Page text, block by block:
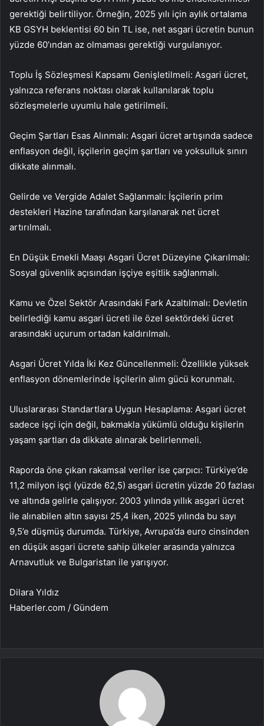
gerektiği belirtiliyor. Örneğin, 2025 yılı için aylık ortalama
KB GSYH beklentisi 60 bin TL ise, net asgari ücretin bunun
yüzde 60’ından az olmaması gerektiği vurgulanıyor.
Toplu İş Sözleşmesi Kapsamı Genişletilmeli: Asgari ücret,
yalnızca referans noktası olarak kullanılarak toplu
sözleşmelerle uyumlu hale getirilmeli.
Geçim Şartları Esas Alınmalı: Asgari ücret artışında sadece
enflasyon değil, işçilerin geçim şartları ve yoksulluk sınırı
dikkate alınmalı.
Gelirde ve Vergide Adalet Sağlanmalı: İşçilerin prim
destekleri Hazine tarafından karşılanarak net ücret
artırılmalı.
En Düşük Emekli Maaşı Asgari Ücret Düzeyine Çıkarılmalı:
Sosyal güvenlik açısından işçiye eşitlik sağlanmalı.
Kamu ve Özel Sektör Arasındaki Fark Azaltılmalı: Devletin
belirlediği kamu asgari ücreti ile özel sektördeki ücret
arasındaki uçurum ortadan kaldırılmalı.
Asgari Ücret Yılda İki Kez Güncellenmeli: Özellikle yüksek
enflasyon dönemlerinde işçilerin alım gücü korunmalı.
Uluslararası Standartlara Uygun Hesaplama: Asgari ücret
sadece işçi için değil, bakmakla yükümlü olduğu kişilerin
yaşam şartları da dikkate alınarak belirlenmeli.
Raporda öne çıkan rakamsal veriler ise çarpıcı: Türkiye’de
11,2 milyon işçi (yüzde 62,5) asgari ücretin yüzde 20 fazlası
ve altında gelirle çalışıyor. 2003 yılında yıllık asgari ücret
ile alınabilen altın sayısı 25,4 iken, 2025 yılında bu sayı
9,5’e düşmüş durumda. Türkiye, Avrupa’da euro cinsinden
en düşük asgari ücrete sahip ülkeler arasında yalnızca
Arnavutluk ve Bulgaristan ile yarışıyor.
Dilara Yıldız
Haberler.com / Gündem